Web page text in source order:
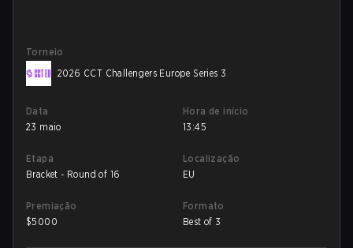
Torneio
2026 CCT Challengers Europe Series 3
Data
23 maio
Hora de início
13:45
Etapa
Bracket - Round of 16
Localização
EU
Premiação
$5000
Formato
Best of 3